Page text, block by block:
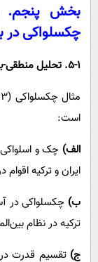
چکسلواکی در
5-۱. تحلیل منطقی-بی‌طرفانه
است:
الف) چک و
ایران و ترکیه
ب) چکسلواکی در
ترکیه در نظام
ج)تقسیم قدرت